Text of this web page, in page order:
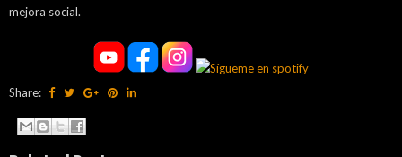
mejora social.
Share: